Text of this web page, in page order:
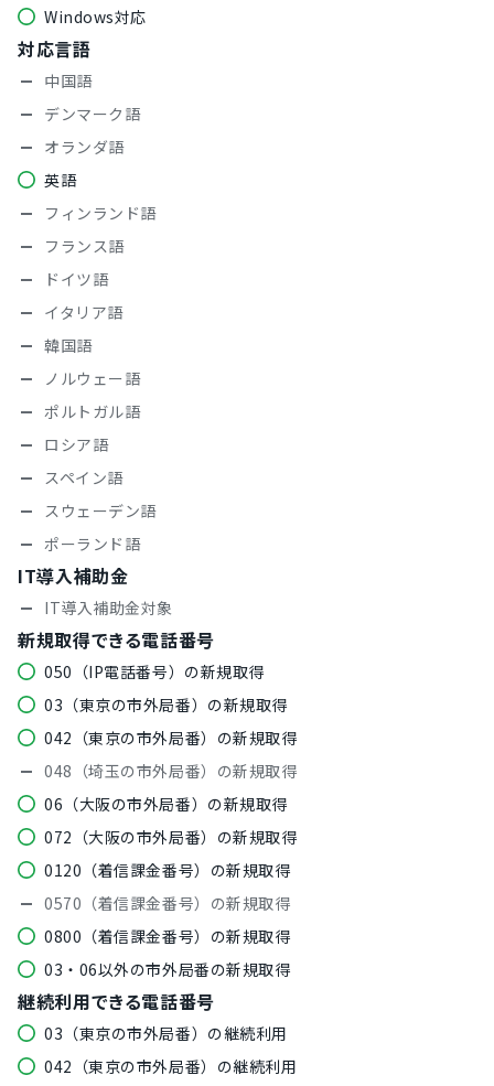
Windows対応
対応言語
中国語
デンマーク語
オランダ語
英語
フィンランド語
フランス語
ドイツ語
イタリア語
韓国語
ノルウェー語
ポルトガル語
ロシア語
スペイン語
スウェーデン語
ポーランド語
IT導入補助金
IT導入補助金対象
新規取得できる電話番号
050（IP電話番号）の新規取得
03（東京の市外局番）の新規取得
042（東京の市外局番）の新規取得
048（埼玉の市外局番）の新規取得
06（大阪の市外局番）の新規取得
072（大阪の市外局番）の新規取得
0120（着信課金番号）の新規取得
0570（着信課金番号）の新規取得
0800（着信課金番号）の新規取得
03・06以外の市外局番の新規取得
継続利用できる電話番号
03（東京の市外局番）の継続利用
042（東京の市外局番）の継続利用